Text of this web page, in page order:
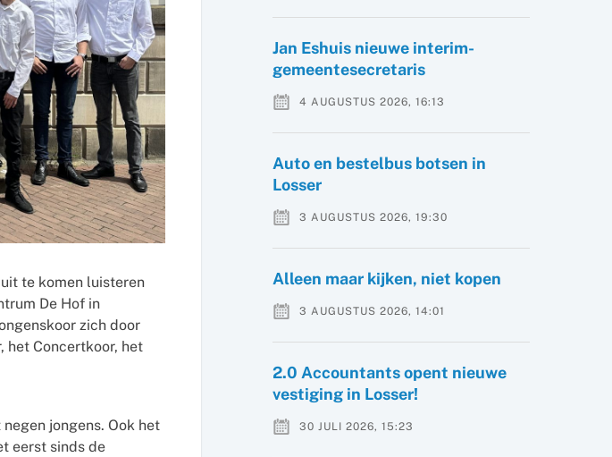
te komen luisteren
De Hof in
zich door
het Concertkoor, het
jongens. Ook het
eerst sinds de
Jan Eshuis nieuwe interim-
gemeentesecretaris
4 AUGUSTUS 2026, 16:13
Auto en bestelbus botsen in
Losser
3 AUGUSTUS 2026, 19:30
Alleen maar kijken, niet kopen
3 AUGUSTUS 2026, 14:01
2.0 Accountants opent nieuwe
vestiging in Losser!
30 JULI 2026, 15:23